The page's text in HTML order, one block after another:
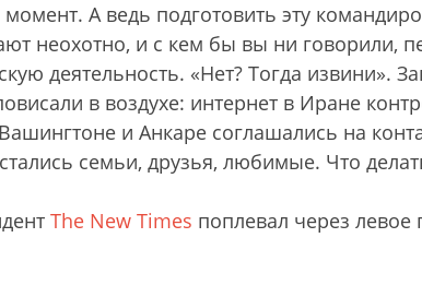
А ведь подготовить эту
неохотно, и с кем бы вы ни говорили,
деятельность. «Нет? Тогда извини».
в воздухе: интернет в Иране
и Анкаре соглашались на
семьи, друзья, любимые. Что
The New Times поплевал через